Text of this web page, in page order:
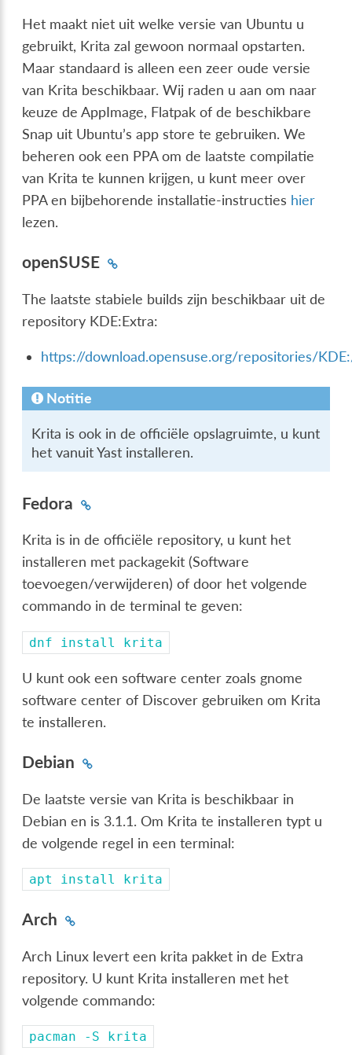
Het maakt niet uit welke versie van Ubuntu u
gebruikt, Krita zal gewoon normaal opstarten.
Maar standaard is alleen een zeer oude versie
van Krita beschikbaar. Wij raden u aan om naar
keuze de AppImage, Flatpak of de beschikbare
Snap uit Ubuntu’s app store te gebruiken. We
beheren ook een PPA om de laatste compilatie
van Krita te kunnen krijgen, u kunt meer over
PPA en bijbehorende installatie-instructies hier
lezen.
openSUSE
The laatste stabiele builds zijn beschikbaar uit de
repository KDE:Extra:
https://download.opensuse.org/repositories/
Notitie
Krita is ook in de officiële opslagruimte, u kunt
het vanuit Yast installeren.
Fedora
Krita is in de officiële repository, u kunt het
installeren met packagekit (Software
toevoegen/verwijderen) of door het volgende
commando in de terminal te geven:
dnf install krita
U kunt ook een software center zoals gnome
software center of Discover gebruiken om Krita
te installeren.
Debian
De laatste versie van Krita is beschikbaar in
Debian en is 3.1.1. Om Krita te installeren typt u
de volgende regel in een terminal:
apt install krita
Arch
Arch Linux levert een krita pakket in de Extra
repository. U kunt Krita installeren met het
volgende commando:
pacman -S krita